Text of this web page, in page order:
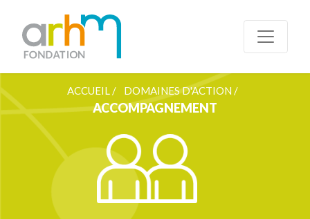
ACCUEIL / DOMAINES D'ACTION /
ACCOMPAGNEMENT